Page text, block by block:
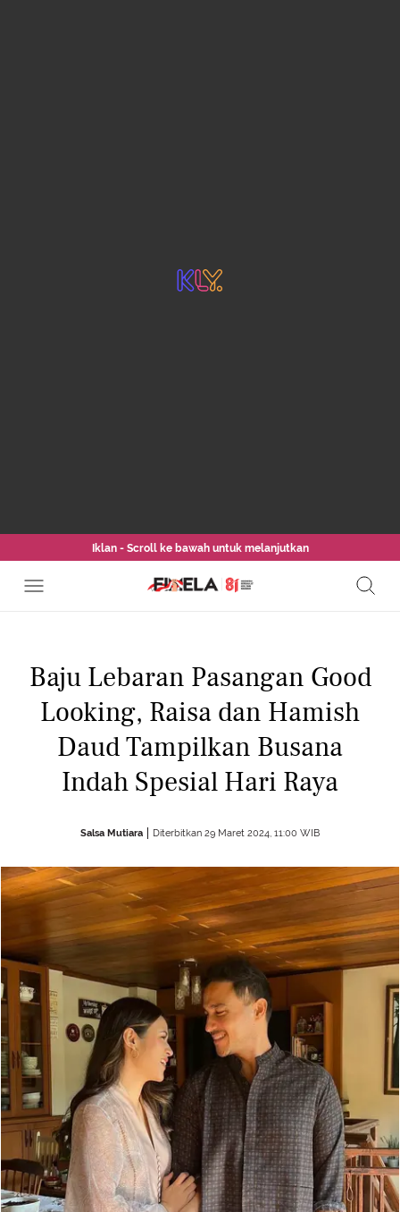
Iklan - Scroll ke bawah untuk melanjutkan
Baju Lebaran Pasangan Good
Looking, Raisa dan Hamish
Daud Tampilkan Busana
Indah Spesial Hari Raya
Salsa Mutiara Diterbitkan 29 Maret 2024, 11:00 WIB